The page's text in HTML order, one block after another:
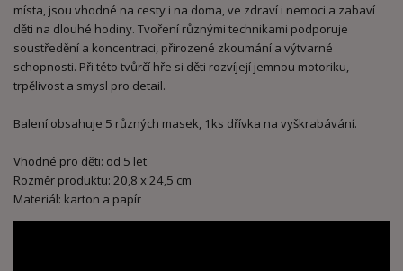
místa, jsou vhodné na cesty i na doma, ve zdraví i nemoci a zabaví
děti na dlouhé hodiny. Tvoření různými technikami podporuje
soustředění a koncentraci, přirozené zkoumání a výtvarné
schopnosti. Při této tvůrčí hře si děti rozvíjejí jemnou motoriku,
trpělivost a smysl pro detail.
Balení obsahuje 5 různých masek, 1ks dřívka na vyškrabávání.
Vhodné pro děti: od 5 let
Rozměr produktu: 20,8 x 24,5 cm
Materiál: karton a papír